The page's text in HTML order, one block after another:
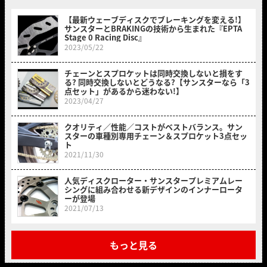
【最新ウェーブディスクでブレーキングを変える!】
サンスターとBRAKINGの技術から生まれた『EPTA
Stage 0 Racing Disc』
2023/05/22
チェーンとスプロケットは同時交換しないと損をす
る? 同時交換しないとどうなる?【サンスターなら「3
点セット」があるから迷わない!】
2023/04/27
クオリティ／性能／コストがベストバランス。サン
スターの車種別専用チェーン＆スプロケット3点セッ
ト
2021/11/30
人気ディスクローター・サンスタープレミアムレー
シングに組み合わせる新デザインのインナーロータ
ーが登場
2021/07/13
もっと見る